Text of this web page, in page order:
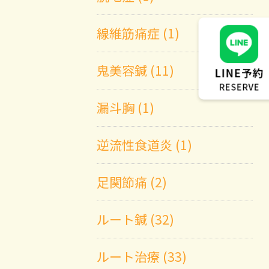
線維筋痛症 (1)
鬼美容鍼 (11)
漏斗胸 (1)
逆流性食道炎 (1)
足関節痛 (2)
ルート鍼 (32)
ルート治療 (33)